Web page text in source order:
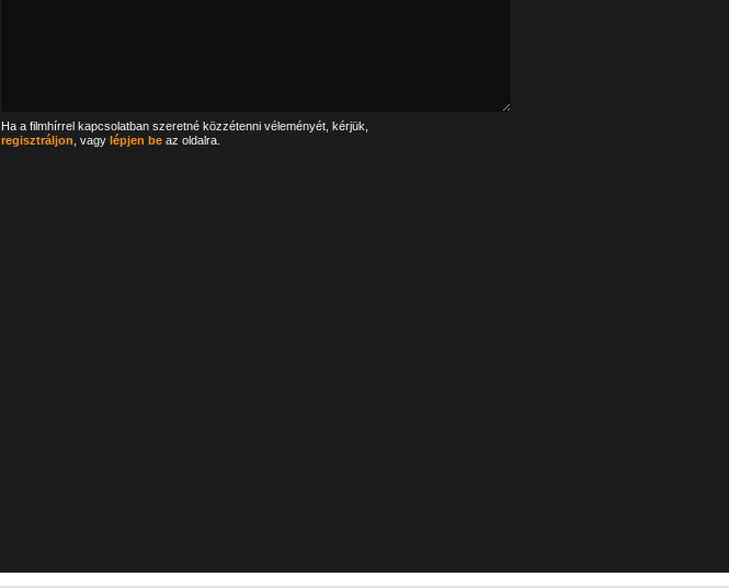
Ha a filmhírrel kapcsolatban szeretné közzétenni véleményét, kérjük,
regisztráljon , vagy lépjen beaz oldalra.